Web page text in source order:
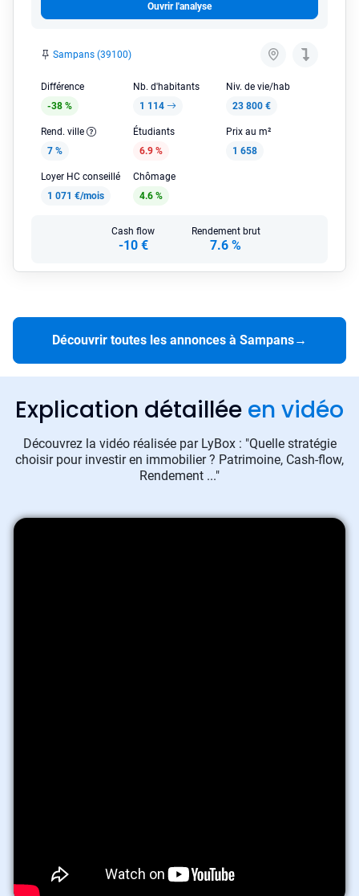
Ouvrir l'analyse
Sampans (39100)
Différence
-38 %
Nb. d'habitants
1 114
Niv. de vie/hab
23 800 €
Rend. ville
7 %
Étudiants
6.9 %
Prix au m²
1 658
Loyer HC conseillé
1 071 €/mois
Chômage
4.6 %
Cash flow
-10 €
Rendement brut
7.6 %
Découvrir toutes les annonces à Sampans→
Explication détaillée en vidéo
Découvrez la vidéo réalisée par LyBox : "Quelle stratégie
choisir pour investir en immobilier ? Patrimoine, Cash-flow,
Rendement ..."